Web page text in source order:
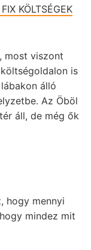
KÖLTSÉGEK
most viszont
is
álló
Az Öböl
áll, de még ők
hogy mennyi
mindez mit